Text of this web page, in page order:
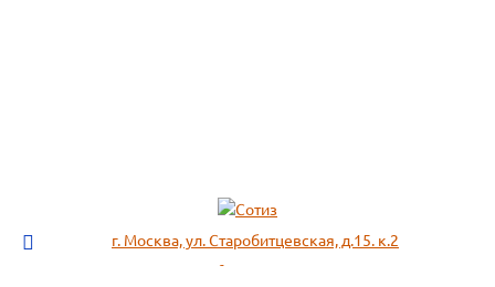
г. Москва, ул. Старобитцевская, д.15. к.2
info@sotizz.ru